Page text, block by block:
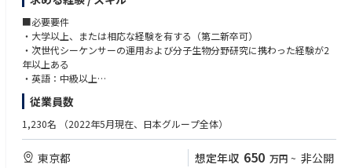
トを支えるとともに、社内外から信頼される専門家として、
専門性を軸にビジネス成果にも貢献する「技術と事業をつなぐ」役割を主
体的に担っていただきます。
【担当製品】
＊対象製品：次世代シーケンサー
generation-sequencing.html
＊担当エリア：全国
・ アプリケーション視点での技術的なコンサルテーション
■必要要件
・大学以上、または相応な経験を有する（第二新卒可）
・次世代シーケンサーの運用および分子生物分野研究に携わった経験が2
年以上ある
・英語：中級以上
（ 読み書きは中級以上が必須です：製品マニュアルを読解できること、メ
ール対応、海外出張や製品に関わるやりとりを行えること）
・論理的にトラブルシュートが可能な問題解決能力
・販売促進活動の重要性を理解し実行できる
従業員数
1,230名 （2022年5月現在、日本グループ全体）
東京都 想定年収 650 万円 ~ 非公開